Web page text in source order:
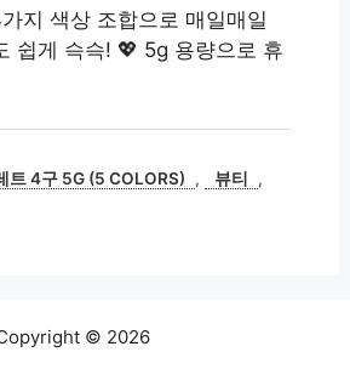
지 색상 조합으로 매일매일
쉽게 슥슥! 💖 5g 용량으로 휴
트 4구 5G (5 COLORS) , 뷰티
,
© 2026